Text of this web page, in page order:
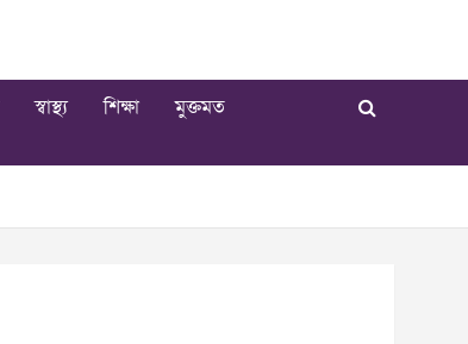
স্বাস্থ্য শিক্ষা
মুক্তমত